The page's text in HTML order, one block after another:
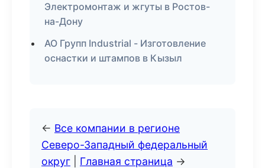
Электромонтаж и жгуты в Ростов-
на-Дону
АО Групп Industrial - Изготовление
оснастки и штампов в Кызыл
← Все компании в регионе
Северо-Западный федеральный
округ
Главная страница →